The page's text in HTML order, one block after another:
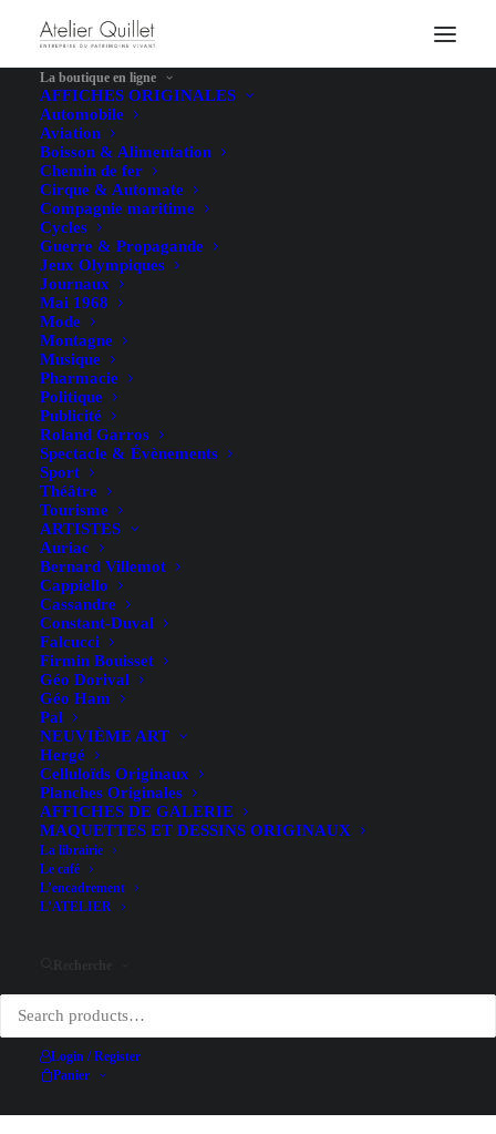
La boutique en ligne
AFFICHES ORIGINALES
Automobile
Aviation
Boisson & Alimentation
Chemin de fer
Cirque & Automate
Compagnie maritime
Cycles
Guerre & Propagande
Jeux Olympiques
Journaux
Mai 1968
Mode
Montagne
Musique
Pharmacie
Politique
Publicité
Roland Garros
Spectacle & Évènements
Sport
Théâtre
Tourisme
ARTISTES
Auriac
Bernard Villemot
Cappiello
Cassandre
Constant-Duval
Falcucci
Firmin Bouisset
Géo Dorival
Géo Ham
Pal
NEUVIÈME ART
Hergé
Celluloïds Originaux
Planches Originales
AFFICHES DE GALERIE
MAQUETTES ET DESSINS ORIGINAUX
La librairie
Le café
L’encadrement
L’ATELIER
Login / Register
Panier